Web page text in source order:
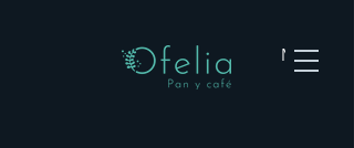
Menu